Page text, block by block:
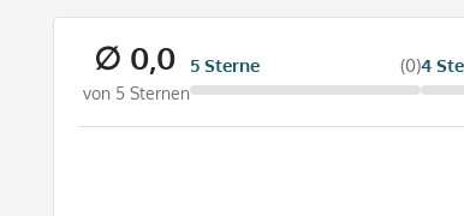
∅ 0,0
von 5 Sternen
5 Sterne (0)4